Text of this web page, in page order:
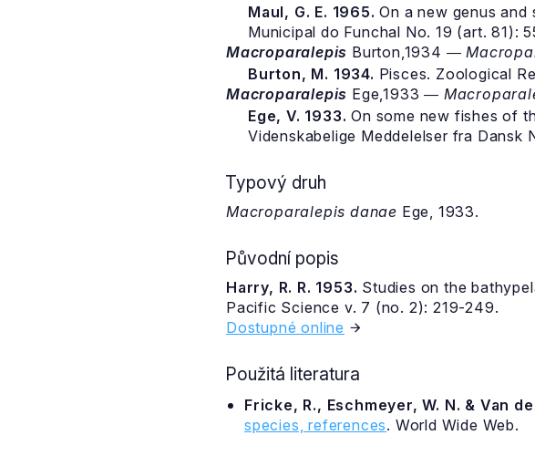
Maul, G. E. 1965. On a new genus
Municipal do Funchal No. 19 (art. 81):
Macroparalepis Burton,1934 ―
Burton, M. 1934. Pisces. Zoological
Macroparalepis Ege,1933 ―
Ege, V. 1933. On some new fishes of
Videnskabelige Meddelelser fra
Typový druh
Macroparalepis danae Ege, 1933.
Původní popis
Harry, R. R. 1953. Studies on the
Pacific Science v. 7 (no. 2): 219-249.
Dostupné online
Použitá literatura
Fricke, R., Eschmeyer, W. N. & Van
species, references. World Wide Web.